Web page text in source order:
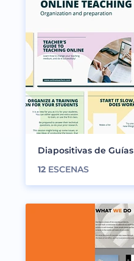
Diapositivas de
12 ESCENAS